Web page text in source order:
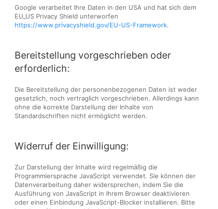
Google verarbeitet Ihre Daten in den USA und hat sich dem
EU_US Privacy Shield unterworfen
https://www.privacyshield.gov/EU-US-Framework.
Bereitstellung vorgeschrieben oder
erforderlich:
Die Bereitstellung der personenbezogenen Daten ist weder
gesetzlich, noch vertraglich vorgeschrieben. Allerdings kann
ohne die korrekte Darstellung der Inhalte von
Standardschriften nicht ermöglicht werden.
Widerruf der Einwilligung:
Zur Darstellung der Inhalte wird regelmäßig die
Programmiersprache JavaScript verwendet. Sie können der
Datenverarbeitung daher widersprechen, indem Sie die
Ausführung von JavaScript in Ihrem Browser deaktivieren
oder einen Einbindung JavaScript-Blocker installieren. Bitte